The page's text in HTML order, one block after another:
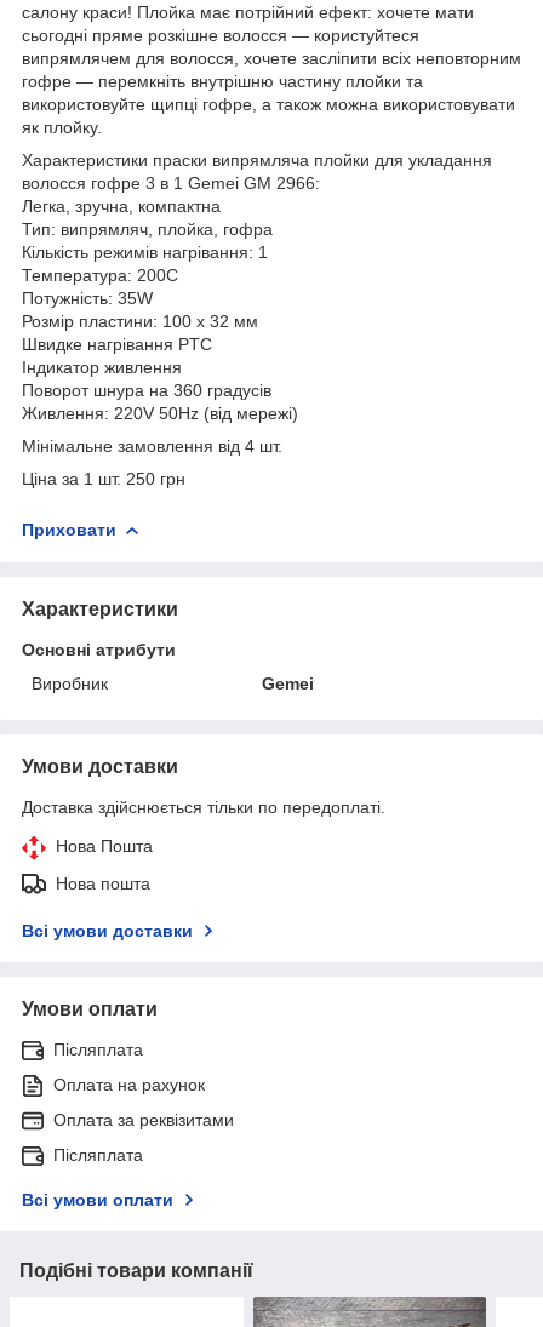
салону краси! Плойка має потрійний ефект: хочете мати
сьогодні пряме розкішне волосся — користуйтеся
випрямлячем для волосся, хочете засліпити всіх неповторним
гофре — перемкніть внутрішню частину плойки та
використовуйте щипці гофре, а також можна використовувати
як плойку.
Характеристики праски випрямляча плойки для укладання
волосся гофре 3 в 1 Gemei GM 2966:
Легка, зручна, компактна
Тип: випрямляч, плойка, гофра
Кількість режимів нагрівання: 1
Температура: 200С
Потужність: 35W
Розмір пластини: 100 х 32 мм
Швидке нагрівання PTC
Індикатор живлення
Поворот шнура на 360 градусів
Живлення: 220V 50Hz (від мережі)
Мінімальне замовлення від 4 шт.
Ціна за 1 шт. 250 грн
Приховати
Характеристики
Основні атрибути
Виробник
Gemei
Умови доставки
Доставка здійснюється тільки по передоплаті.
Нова Пошта
Нова пошта
Всі умови доставки
Умови оплати
Післяплата
Оплата на рахунок
Оплата за реквізитами
Післяплата
Всі умови оплати
Подібні товари компанії